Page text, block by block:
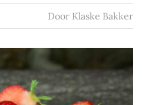
Door Klaske Bakker